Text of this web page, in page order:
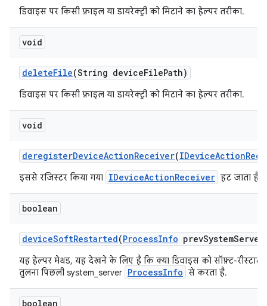
डिवाइस पर किसी फ़ाइल या डायरेक्ट्री को मिटाने का हेल्पर तरीका.
void
deleteFile(String deviceFilePath)
डिवाइस पर किसी फ़ाइल या डायरेक्ट्री को मिटाने का हेल्पर तरीका.
void
deregisterDeviceActionReceiver(IDeviceAction
इससे रजिस्टर किया गया IDeviceActionReceiver हट जाता है.
boolean
deviceSoftRestarted(ProcessInfo prevSystemServer
यह हेल्पर मेथड, यह देखने के लिए है कि क्या डिवाइस को सॉफ़्ट-
तुलना पिछली system_server ProcessInfo से करता है.
boolean